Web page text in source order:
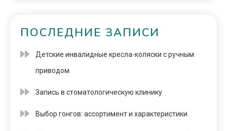
ПОСЛЕДНИЕ ЗАПИСИ
Детские инвалидные кресла-коляски с ручным
приводом
Запись в стоматологическую клинику
Выбор гонгов: ассортимент и характеристики